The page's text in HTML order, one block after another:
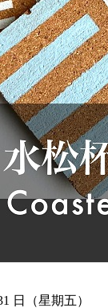
日（星期五）